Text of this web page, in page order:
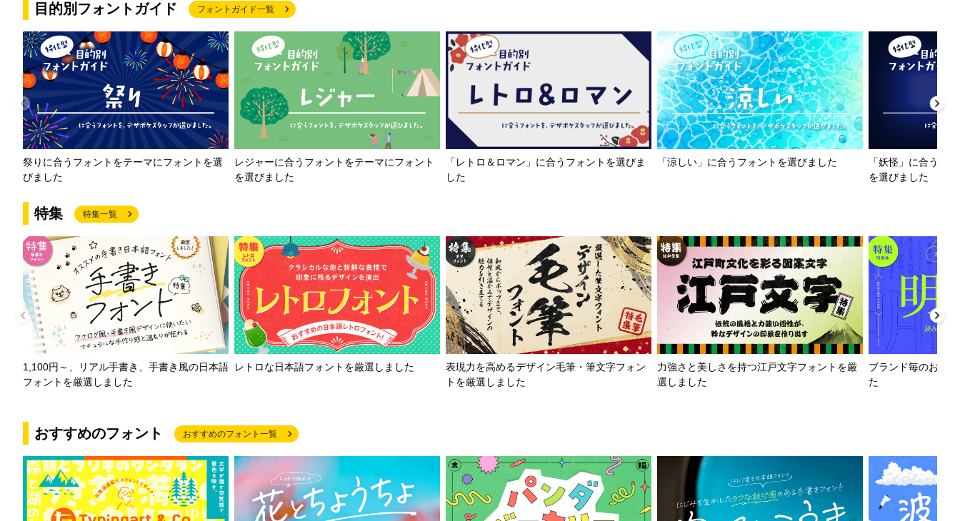
目的別フォントガイド フォントガイド一覧
祭りに合うフォントをテーマにフォントを選
びました
レジャーに合うフォントをテーマにフォント
を選びました
「レトロ＆ロマン」に合うフォントを選びま
した
「涼しい」に合うフォントを選びました
「妖怪」に合うフ
を選びました
特集 特集一覧
1,100円～、リアル手書き、手書き風の日本語
フォントを厳選しました
レトロな日本語フォントを厳選しました
表現力を高めるデザイン毛筆・筆文字フォン
トを厳選しました
力強さと美しさを持つ江戸文字フォントを厳
選しました
ブランド毎のおす
た
おすすめのフォント おすすめのフォント一覧